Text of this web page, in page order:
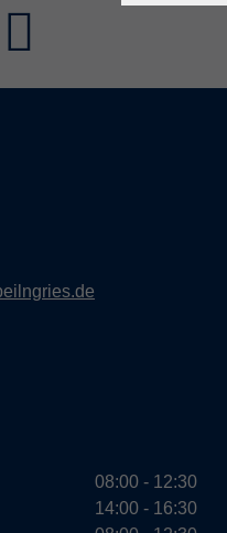
08:00 - 12:30
14:00 - 16:30